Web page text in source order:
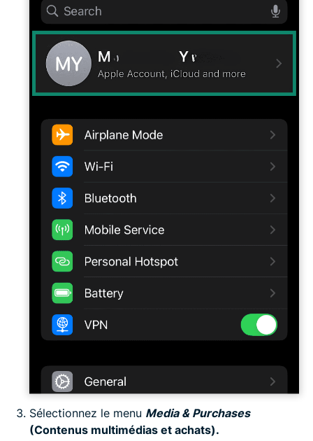
Sélectionnez le menu Media & Purchases
(Contenus multimédias et achats).